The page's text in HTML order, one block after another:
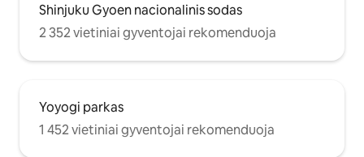
Shinjuku Gyoen nacionalinis sodas
2 352 vietiniai gyventojai rekomenduoja
Yoyogi parkas
1 452 vietiniai gyventojai rekomenduoja